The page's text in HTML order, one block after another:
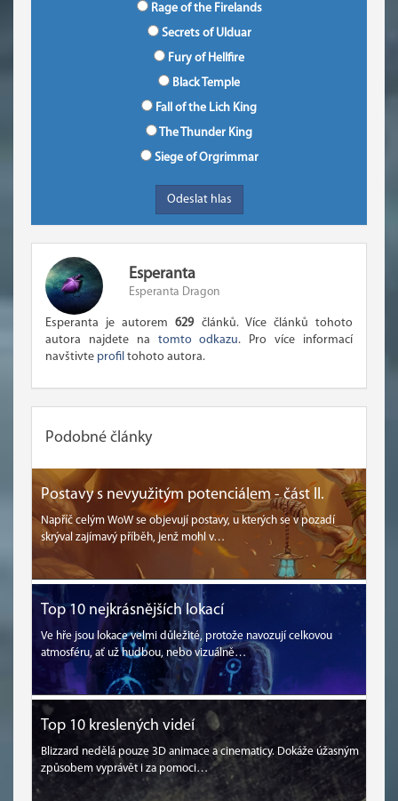
Rage of the Firelands
Secrets of Ulduar
Fury of Hellfire
Black Temple
Fall of the Lich King
The Thunder King
Siege of Orgrimmar
Esperanta
Esperanta Dragon
Esperanta je autorem629článků. Více článků tohoto
autora najdete na tomto odkazu. Pro více informací
navštivte profil tohoto autora.
Podobné články
Postavy s nevyužitým potenciálem - část II.
Napříč celým WoW se objevují postavy, u kterých se v pozadí
skrýval zajímavý příběh, jenž mohl v…
Top 10 nejkrásnějších lokací
Ve hře jsou lokace velmi důležité, protože navozují celkovou
atmosféru, ať už hudbou, nebo vizuálně…
Top 10 kreslených videí
Blizzard nedělá pouze 3D animace a cinematicy. Dokáže úžasným
způsobem vyprávět i za pomoci…